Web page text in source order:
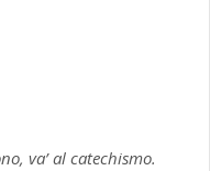
va’ al catechismo.